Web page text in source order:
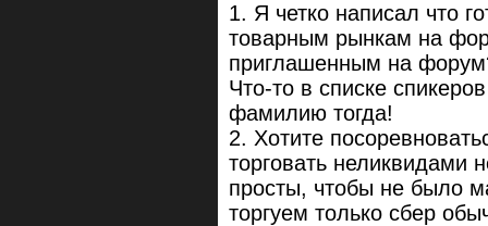
1. Я четко написал что
товарным рынкам на
приглашенным на
Что-то в списке
фамилию тогда!
2. Хотите
торговать неликвидами
просты, чтобы не было
торгуем только сбер